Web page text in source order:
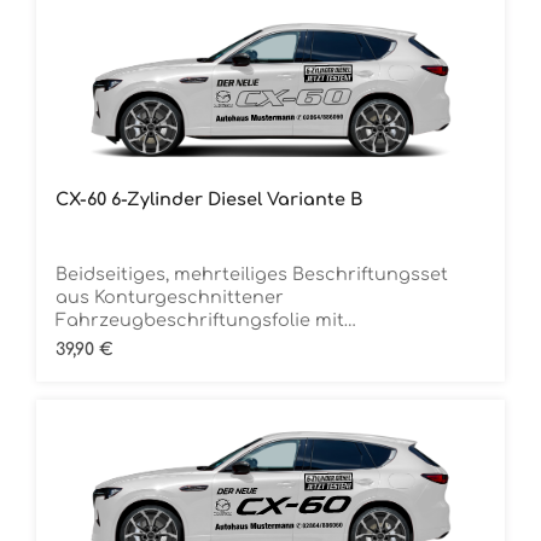
CX-60 6-Zylinder Diesel Variante B
Beidseitiges, mehrteiliges Beschriftungsset
aus Konturgeschnittener
Fahrzeugbeschriftungsfolie mit
ÜbertragungstapeDie Folie ist Rückstandsfrei
Regulärer Preis:
39,90 €